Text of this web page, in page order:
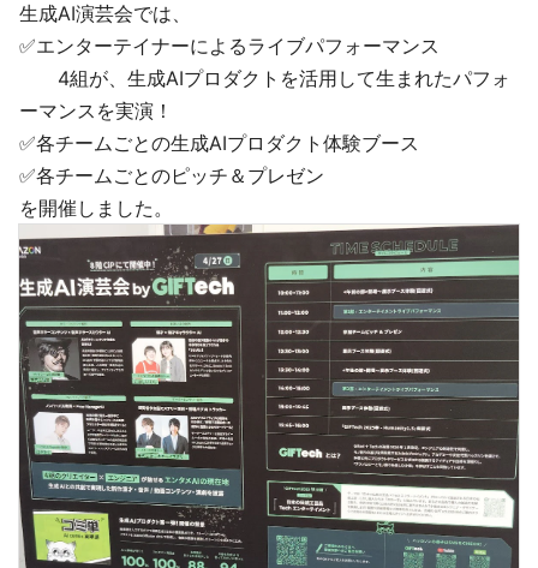
生成AI演芸会では、
✅エンターテイナーによるライブパフォーマンス
4組が、生成AIプロダクトを活用して生まれたパフォ
ーマンスを実演！
✅各チームごとの生成AIプロダクト体験ブース
✅各チームごとのピッチ＆プレゼン
を開催しました。